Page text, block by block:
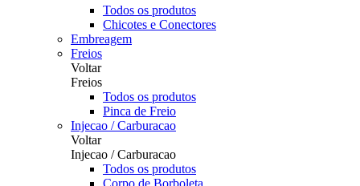
Todos os produtos
Chicotes e Conectores
Embreagem
Freios
Voltar
Freios
Todos os produtos
Pinca de Freio
Injecao / Carburacao
Voltar
Injecao / Carburacao
Todos os produtos
Corpo de Borboleta